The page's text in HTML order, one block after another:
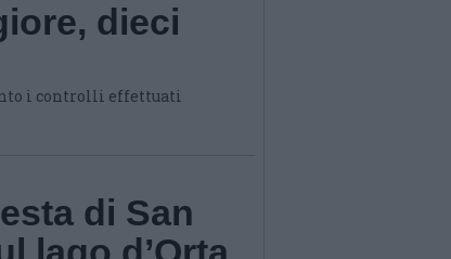
dieci
i controlli effettuati
di San